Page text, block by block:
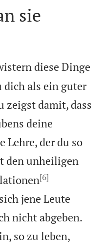
sie
diese Dinge
dich als ein guter
zeigst damit, dass
deine
Lehre, der du so
den unheiligen
[6]
jene Leute
nicht abgeben.
so zu leben,